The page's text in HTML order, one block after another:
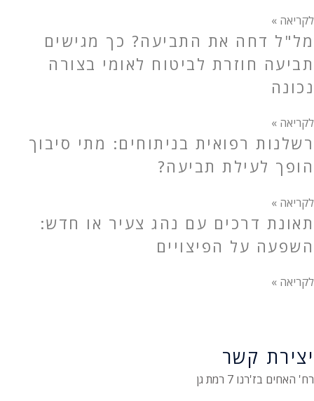
לקריאה »
מל"ל דחה את התביעה? כך מגישים
תביעה חוזרת לביטוח לאומי בצורה
נכונה
לקריאה »
רשלנות רפואית בניתוחים: מתי סיבוך
הופך לעילת תביעה?
לקריאה »
תאונת דרכים עם נהג צעיר או חדש:
השפעה על הפיצויים
לקריאה »
יצירת קשר
רח' האחים בז'רנו 7 רמת גן